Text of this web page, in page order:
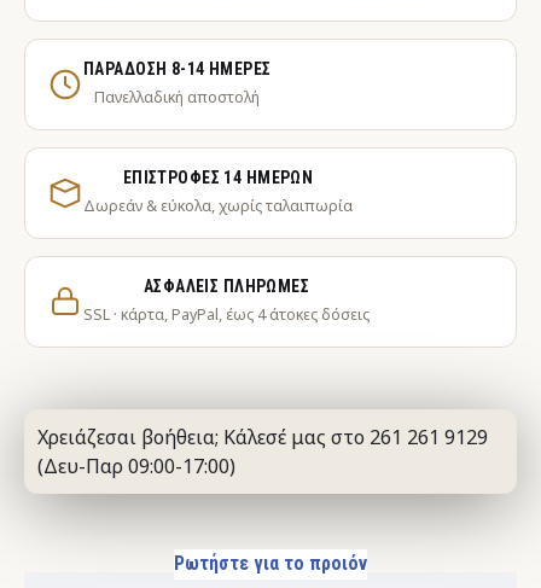
ΠΑΡΆΔΟΣΗ 8-14 ΗΜΈΡΕΣ
Πανελλαδική αποστολή
ΕΠΙΣΤΡΟΦΈΣ 14 ΗΜΕΡΏΝ
Δωρεάν & εύκολα, χωρίς ταλαιπωρία
ΑΣΦΑΛΕΊΣ ΠΛΗΡΩΜΈΣ
SSL · κάρτα, PayPal, έως 4 άτοκες δόσεις
Χρειάζεσαι βοήθεια; Κάλεσέ μας στο 261 261 9129
(Δευ-Παρ 09:00-17:00)
Ρωτήστε για το προιόν